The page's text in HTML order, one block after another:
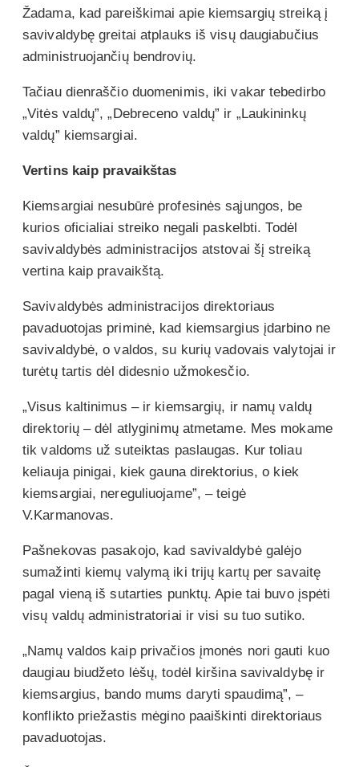
Žadama, kad pareiškimai apie kiemsargių streiką į
savivaldybę greitai atplauks iš visų daugiabučius
administruojančių bendrovių.
Tačiau dienraščio duomenimis, iki vakar tebedirbo
„Vitės valdų”, „Debreceno valdų” ir „Laukininkų
valdų” kiemsargiai.
Vertins kaip pravaikštas
Kiemsargiai nesubūrė profesinės sąjungos, be
kurios oficialiai streiko negali paskelbti. Todėl
savivaldybės administracijos atstovai šį streiką
vertina kaip pravaikštą.
Savivaldybės administracijos direktoriaus
pavaduotojas priminė, kad kiemsargius įdarbino ne
savivaldybė, o valdos, su kurių vadovais valytojai ir
turėtų tartis dėl didesnio užmokesčio.
„Visus kaltinimus – ir kiemsargių, ir namų valdų
direktorių – dėl atlyginimų atmetame. Mes mokame
tik valdoms už suteiktas paslaugas. Kur toliau
keliauja pinigai, kiek gauna direktorius, o kiek
kiemsargiai, nereguliuojame”, – teigė
V.Karmanovas.
Pašnekovas pasakojo, kad savivaldybė galėjo
sumažinti kiemų valymą iki trijų kartų per savaitę
pagal vieną iš sutarties punktų. Apie tai buvo įspėti
visų valdų administratoriai ir visi su tuo sutiko.
„Namų valdos kaip privačios įmonės nori gauti kuo
daugiau biudžeto lėšų, todėl kiršina savivaldybę ir
kiemsargius, bando mums daryti spaudimą”, –
konflikto priežastis mėgino paaiškinti direktoriaus
pavaduotojas.